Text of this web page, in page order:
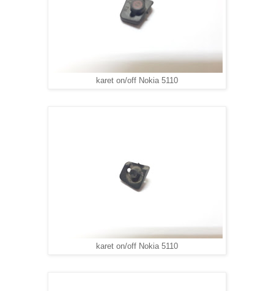
karet on/off Nokia 5110
karet on/off Nokia 5110